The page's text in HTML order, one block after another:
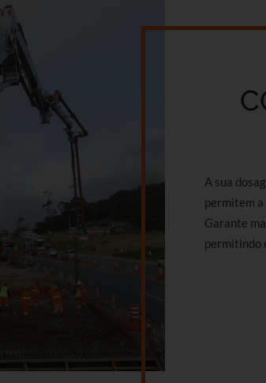
A sua
permitem a
Garante
permitindo